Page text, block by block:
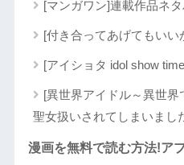
[マンガワン]連載作品ネタ
[付き合ってあげてもいい
[アイショタ idol show
[異世界アイドル～異世
聖女扱いされてしまいまし
漫画を無料で読む方法!ア